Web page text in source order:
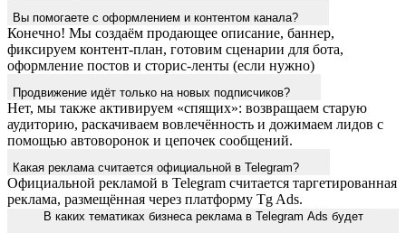
Вы помогаете с оформлением и контентом канала?
Конечно! Мы создаём продающее описание, баннер,
фиксируем контент-план, готовим сценарии для бота,
оформление постов и сторис-ленты (если нужно)
Продвижение идёт только на новых подписчиков?
Нет, мы также активируем «спящих»: возвращаем старую
аудиторию, раскачиваем вовлечённость и дожимаем лидов с
помощью автоворонок и цепочек сообщений.
Какая реклама считается официальной в Telegram?
Официальной рекламой в Telegram считается таргетированная
реклама, размещённая через платформу Tg Ads.
В каких тематиках бизнеса реклама в Telegram Ads будет